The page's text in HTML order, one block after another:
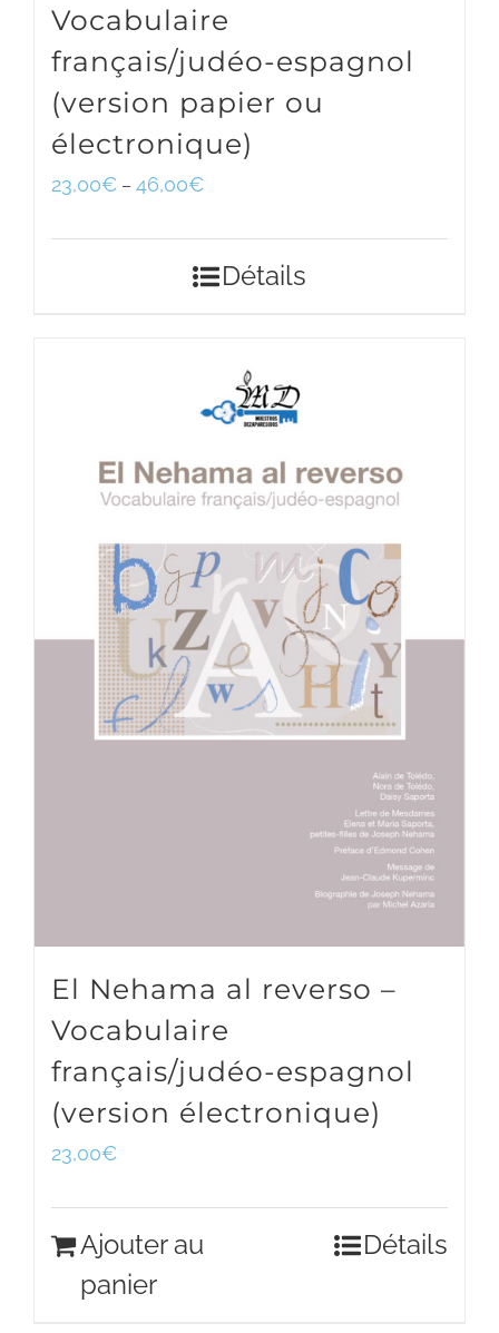
Vocabulaire
français/judéo-espagnol
(version papier ou
électronique)
23,00€ – 46,00€
Détails
El Nehama al reverso –
Vocabulaire
français/judéo-espagnol
(version électronique)
23,00€
Ajouter au
panier
Détails